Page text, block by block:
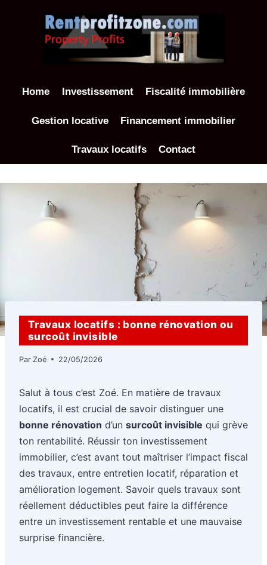
Home Investissement Fiscalité immobilière
Gestion locative Financement immobilier
Travaux locatifs Contact
Travaux locatifs : bonne rénovation ou
surcoût invisible
Par Zoé 22/05/2026
Salut à tous c’est Zoé. En matière de travaux
locatifs, il est crucial de savoir distinguer une
bonne rénovation d’un surcoût invisible qui grève
ton rentabilité. Réussir ton investissement
immobilier, c’est avant tout maîtriser l’impact fiscal
des travaux, entre entretien locatif, réparation et
amélioration logement. Savoir quels travaux sont
réellement déductibles peut faire la différence
entre un investissement rentable et une mauvaise
surprise financière.